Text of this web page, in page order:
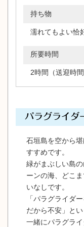
持ち物
濡れてもよい恰
所要時間
2時間（送迎時間
パラグライダ
石垣島を空から
すすめです。
緑がまぶしい島
ーンの海、どこ
いなしです。
「パラグライダ
だから不安」と
一緒にパラグラ